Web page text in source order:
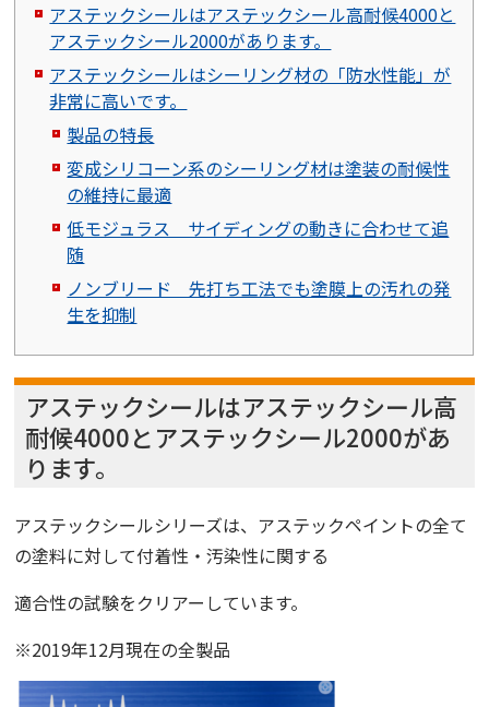
アステックシールはアステックシール高耐候4000と
アステックシール2000があります。
アステックシールはシーリング材の「防水性能」が
非常に高いです。
製品の特長
変成シリコーン系のシーリング材は塗装の耐候性
の維持に最適
低モジュラス サイディングの動きに合わせて追
随
ノンブリード 先打ち工法でも塗膜上の汚れの発
生を抑制
アステックシールはアステックシール高
耐候4000とアステックシール2000があ
ります。
アステックシールシリーズは、アステックペイントの全て
の塗料に対して付着性・汚染性に関する
適合性の試験をクリアーしています。
※2019年12月現在の全製品